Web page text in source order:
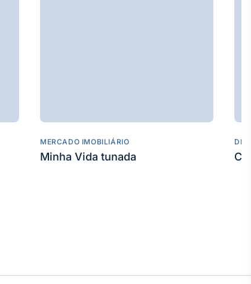
MERCADO IMOBILIÁRIO
Minha Vida tunada